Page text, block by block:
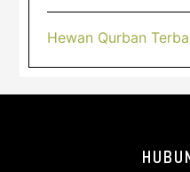
Hewan Qurban